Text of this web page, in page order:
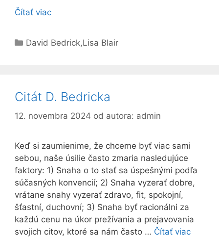
Čítať viac
Kategórie
David Bedrick,Lisa Blair
Citát D. Bedricka
12. novembra 2024 od autora: admin
Keď si zaumienime, že chceme byť viac sami
sebou, naše úsilie často zmaria nasledujúce
faktory: 1) Snaha o to stať sa úspešnými podľa
súčasných konvencií; 2) Snaha vyzerať dobre,
vrátane snahy vyzerať zdravo, fit, spokojní,
šťastní, duchovní; 3) Snaha byť racionálni za
každú cenu na úkor prežívania a prejavovania
svojich citov, ktoré sa nám často … Čítať viac